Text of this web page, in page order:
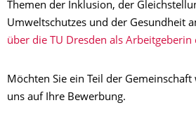
Themen der Inklusion, der
Umweltschutzes und der Gesundheit
über die TU Dresden als Arbeitgeberin
Möchten Sie ein Teil der
uns auf Ihre Bewerbung.